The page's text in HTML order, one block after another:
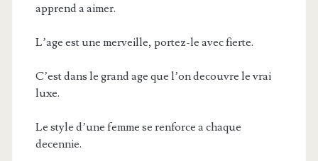
apprend a aimer.
L’age est une merveille, portez-le avec fierte.
C’est dans le grand age que l’on decouvre le vrai
luxe.
Le style d’une femme se renforce a chaque
decennie.